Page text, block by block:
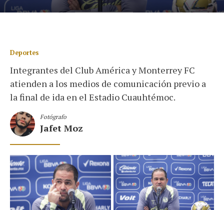
Deportes
Integrantes del Club América y Monterrey FC
atienden a los medios de comunicación previo a
la final de ida en el Estadio Cuauhtémoc.
Fotógrafo
Jafet Moz